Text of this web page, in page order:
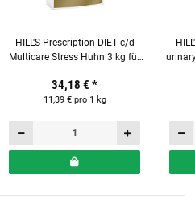
HILL'S Prescription DIET c/d
Multicare Stress Huhn 3 kg für
34,18 € *
11,39 € pro 1 kg